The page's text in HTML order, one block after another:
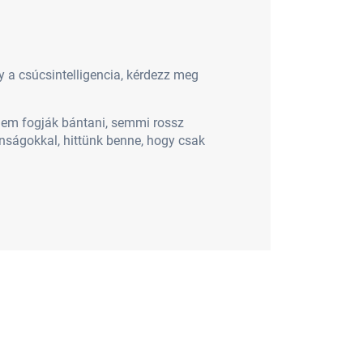
a csúcsintelligencia, kérdezz meg
fogják bántani, semmi rossz
hittünk benne, hogy csak